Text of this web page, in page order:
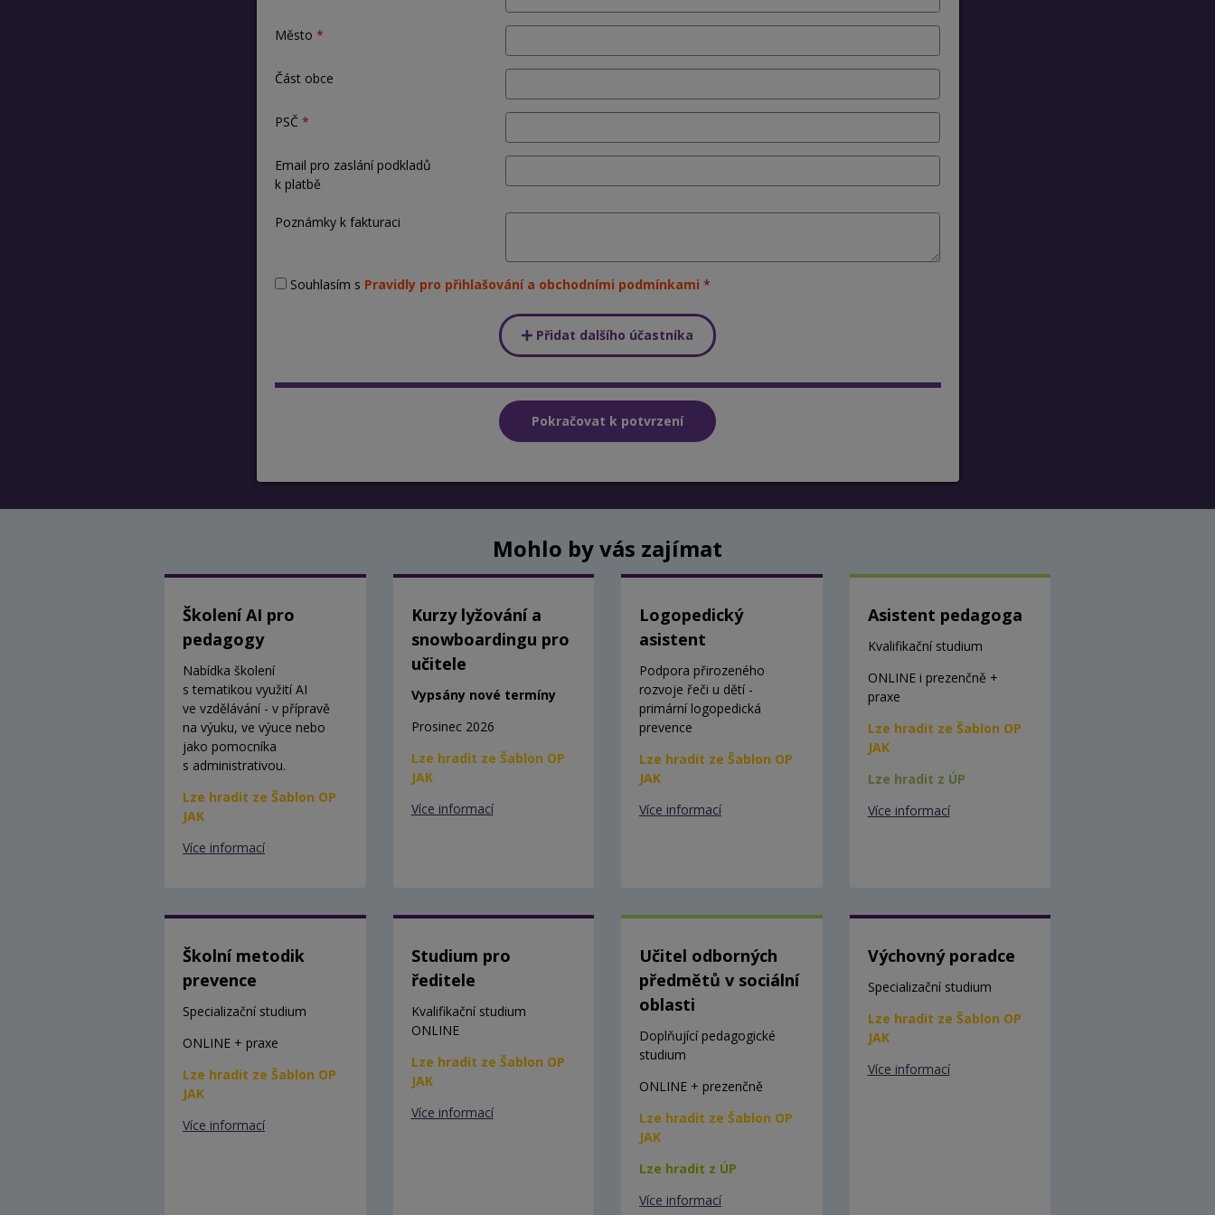
Město
Část obce
PSČ
Email pro zaslání podkladů
k platbě
Poznámky k fakturaci
Souhlasím s Pravidly pro přihlašování a obchodními podmínkami
Přidat dalšího účastníka
Mohlo by vás zajímat
Školení AI pro
pedagogy
Nabídka školení
s tematikou využití AI
ve vzdělávání - v přípravě
na výuku, ve výuce nebo
jako pomocníka
s administrativou.
Lze hradit ze Šablon OP
JAK
Více informací
Kurzy lyžování a
snowboardingu pro
učitele
Vypsány nové termíny
Prosinec 2026
Lze hradit ze Šablon OP
JAK
Více informací
Logopedický
asistent
Podpora přirozeného
rozvoje řeči u dětí -
primární logopedická
prevence
Lze hradit ze Šablon OP
JAK
Více informací
Asistent pedagoga
Kvalifikační studium
ONLINE i prezenčně +
praxe
Lze hradit ze Šablon OP
JAK
Lze hradit z ÚP
Více informací
Školní metodik
prevence
Specializační studium
ONLINE + praxe
Lze hradit ze Šablon OP
JAK
Více informací
Studium pro
ředitele
Kvalifikační studium
ONLINE
Lze hradit ze Šablon OP
JAK
Více informací
Učitel odborných
předmětů v sociální
oblasti
Doplňující pedagogické
studium
ONLINE + prezenčně
Lze hradit ze Šablon OP
JAK
Lze hradit z ÚP
Více informací
Výchovný poradce
Specializační studium
Lze hradit ze Šablon OP
JAK
Více informací